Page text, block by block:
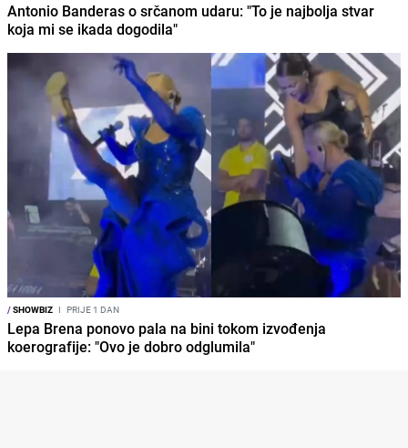
Antonio Banderas o srčanom udaru: "To je najbolja stvar
koja mi se ikada dogodila"
/SHOWBIZ I PRIJE 1 DAN
Lepa Brena ponovo pala na bini tokom izvođenja
koerografije: "Ovo je dobro odglumila"